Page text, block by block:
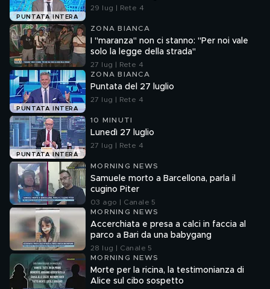
PUNTATA INTERA
29 lug | Rete 4
ZONA BIANCA
I "maranza" non ci stanno: "Per noi vale
solo la legge della strada"
27 lug | Rete 4
PUNTATA INTERA
ZONA BIANCA
Puntata del 27 luglio
27 lug | Rete 4
PUNTATA INTERA
10 MINUTI
Lunedì 27 luglio
27 lug | Rete 4
MORNING NEWS
Samuele morto a Barcellona, parla il
cugino Piter
03 ago | Canale 5
MORNING NEWS
Accerchiata e presa a calci in faccia al
parco a Bari da una babygang
28 lug | Canale 5
MORNING NEWS
Morte per la ricina, la testimonianza di
Alice sul cibo sospetto